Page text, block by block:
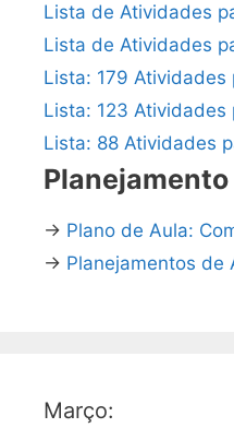
Lista de Atividades
Lista de Atividades
Lista: 179 Atividades
Lista: 123 Atividades
Lista: 88 Atividades
Planejamento
→ Plano de Aula:
→ Planejamentos de
Março: